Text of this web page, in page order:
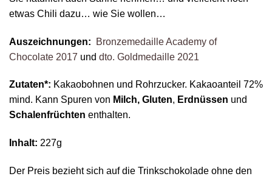
etwas Chili dazu… wie Sie wollen…
Auszeichnungen:
Bronzemedaille Academy of
Chocolate 2017 und dto. Goldmedaille 2021
Zutaten*: Kakaobohnen und Rohrzucker. Kakaoanteil 72%
mind. Kann Spuren von Milch, Gluten, Erdnüssen und
Schalenfrüchten enthalten.
Inhalt: 227g
Der Preis bezieht sich auf die Trinkschokolade ohne den